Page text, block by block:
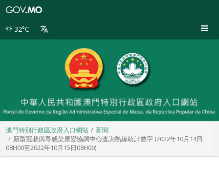
別
32°C
澳門特別行政區政府入口網站
新聞
新型冠狀病毒感染應變協調中心查詢熱線統計數字 (2022年10月14日
08H00至2022年10月15日08H00)